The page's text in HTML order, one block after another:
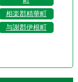
相楽郡精華町
与謝郡伊根町